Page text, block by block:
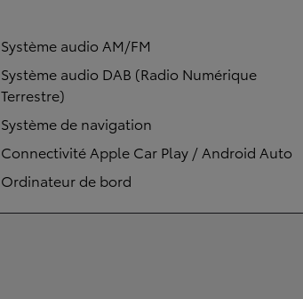
Système audio AM/FM
Système audio DAB (Radio Numérique
Terrestre)
Système de navigation
Connectivité Apple Car Play / Android Auto
Ordinateur de bord